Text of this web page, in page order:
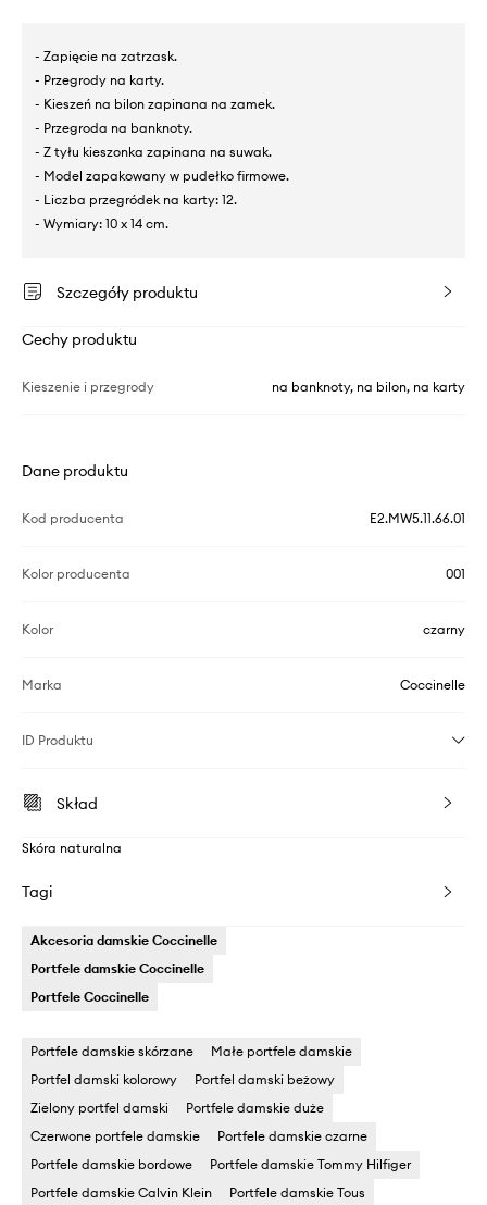
- Zapięcie na zatrzask.
- Przegrody na karty.
- Kieszeń na bilon zapinana na zamek.
- Przegroda na banknoty.
- Z tyłu kieszonka zapinana na suwak.
- Model zapakowany w pudełko firmowe.
- Liczba przegródek na karty: 12.
- Wymiary: 10 x 14 cm.
Szczegóły produktu
Cechy produktu
Kieszenie i przegrody na banknoty, na bilon, na karty
Dane produktu
Kod producenta E2.MW5.11.66.01
Kolor producenta 001
Kolor czarny
Marka Coccinelle
ID Produktu
Skład
Skóra naturalna
Tagi
Akcesoria damskie Coccinelle
Portfele damskie Coccinelle
Portfele Coccinelle
Portfele damskie skórzane
Małe portfele damskie
Portfel damski kolorowy
Portfel damski beżowy
Zielony portfel damski
Portfele damskie duże
Czerwone portfele damskie
Portfele damskie czarne
Portfele damskie bordowe
Portfele damskie Tommy Hilfiger
Portfele damskie Calvin Klein
Portfele damskie Tous